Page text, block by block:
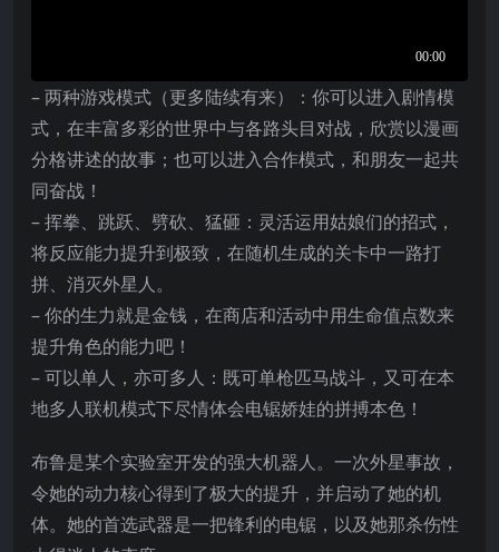
– 两种游戏模式（更多陆续有来）：你可以进入剧情模
式，在丰富多彩的世界中与各路头目对战，欣赏以漫画
分格讲述的故事；也可以进入合作模式，和朋友一起共
同奋战！
– 挥拳、跳跃、劈砍、猛砸：灵活运用姑娘们的招式，
将反应能力提升到极致，在随机生成的关卡中一路打
拼、消灭外星人。
– 你的生力就是金钱，在商店和活动中用生命值点数来
提升角色的能力吧！
– 可以单人，亦可多人：既可单枪匹马战斗，又可在本
地多人联机模式下尽情体会电锯娇娃的拼搏本色！
布鲁是某个实验室开发的强大机器人。一次外星事故，
令她的动力核心得到了极大的提升，并启动了她的机
体。她的首选武器是一把锋利的电锯，以及她那杀伤性